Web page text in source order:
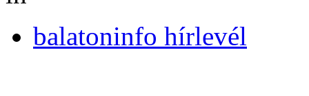
balatoninfo hírlevél